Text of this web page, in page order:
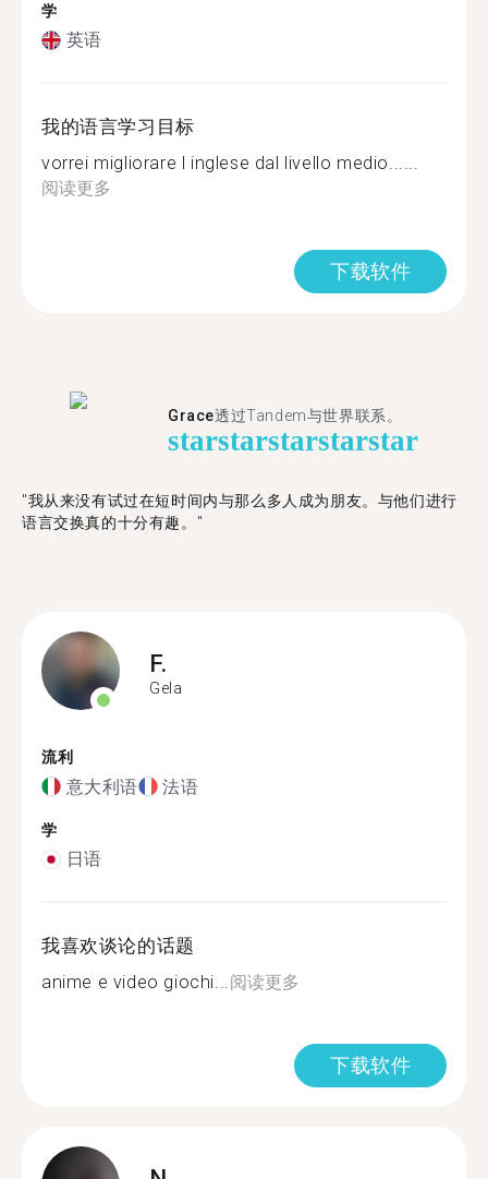
学
英语
我的语言学习目标
vorrei migliorare l inglese dal livello medio......
阅读更多
下载软件
Grace透过Tandem与世界联系。
starstarstarstarstar
"我从来没有试过在短时间内与那么多人成为朋友。与他们进行
语言交换真的十分有趣。"
F.
Gela
流利
意大利语 法语
学
日语
我喜欢谈论的话题
anime e video giochi...阅读更多
下载软件